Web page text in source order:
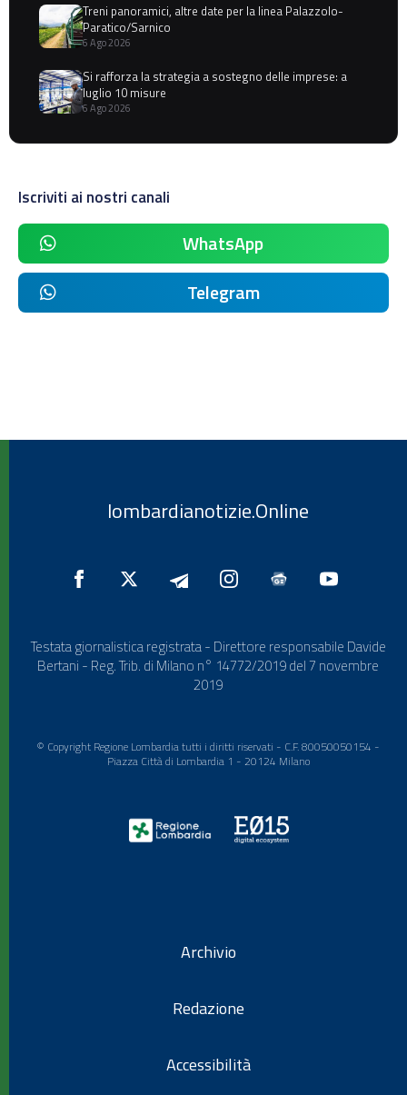
Treni panoramici, altre date per la linea Palazzolo-
Paratico/Sarnico
6 Ago 2026
Si rafforza la strategia a sostegno delle imprese: a
luglio 10 misure
6 Ago 2026
Iscriviti ai nostri canali
WhatsApp
Telegram
lombardianotizie.Online
Testata giornalistica registrata - Direttore responsabile Davide
Bertani - Reg. Trib. di Milano n° 14772/2019 del 7 novembre
2019
© Copyright Regione Lombardia tutti i diritti riservati - C.F. 80050050154 -
Piazza Città di Lombardia 1 - 20124 Milano
Archivio
Redazione
Accessibilità